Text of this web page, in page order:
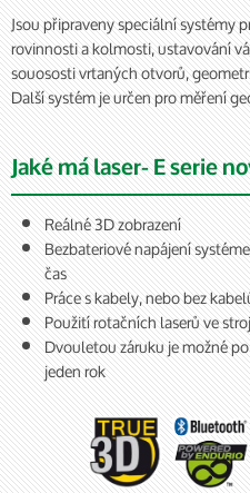
Jsou připraveny speciální systémy
rovinnosti a kolmosti, ustavování
souososti vrtaných otvorů,
Další systém je určen pro měření
Jaké má laser- E serie
Reálné 3D zobrazení
Bezbateriové napájení
čas
Práce s kabely, nebo bez
Použití rotačních laserů ve
Dvouletou záruku je možné
jeden rok